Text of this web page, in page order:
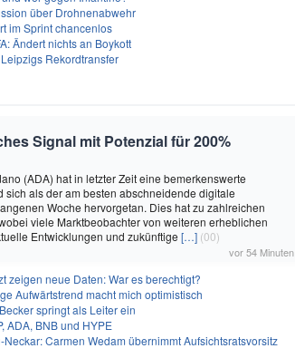
über Drohnenabwehr
im Sprint chancenlos
Ändert nichts an Boykott
Rekordtransfer
Signal mit Potenzial für 200%
(ADA) hat in letzter Zeit eine bemerkenswerte
sich als der am besten abschneidende digitale
Woche hervorgetan. Dies hat zu zahlreichen
viele Marktbeobachter von weiteren erheblichen
Entwicklungen und zukünftige […] (00)
vor 54 Minuten
zeigen neue Daten: War es berechtigt?
Aufwärtstrend macht mich optimistisch
springt als Leiter ein
ADA, BNB und HYPE
Carmen Wedam übernimmt Aufsichtsratsvorsitz